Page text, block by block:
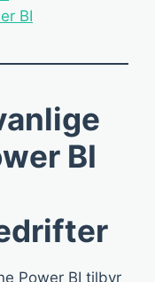
BI
BI
Power BI tilbyr